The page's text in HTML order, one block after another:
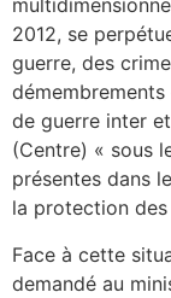
2012, se
guerre, des
de guerre inter
(Centre) « sous
présentes dans
la protection
Face à cette
demandé au